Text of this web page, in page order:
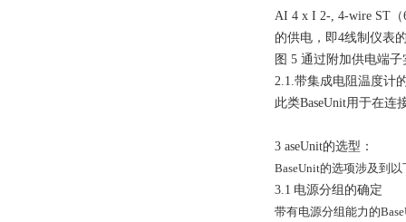
AI 4 x I 2-, 4-wire ST （
的供电，即4线制仪表
图 5 通过附加供电端子
2.1.带集成电阻温度计
此类BaseUnit用于在连
3 aseUnit的选型：
BaseUnit的选项涉及到
3.1 电源分组的确定
带有电源分组能力的